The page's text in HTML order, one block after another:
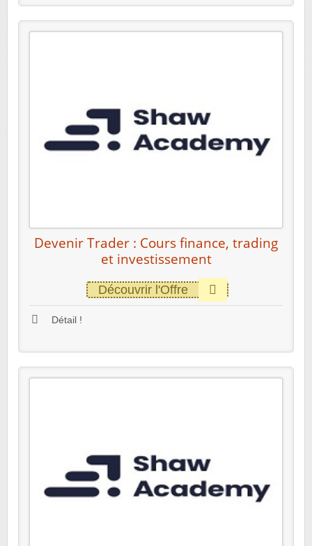
Devenir Trader : Cours finance, trading
et investissement
Découvrir l'Offre
Détail !